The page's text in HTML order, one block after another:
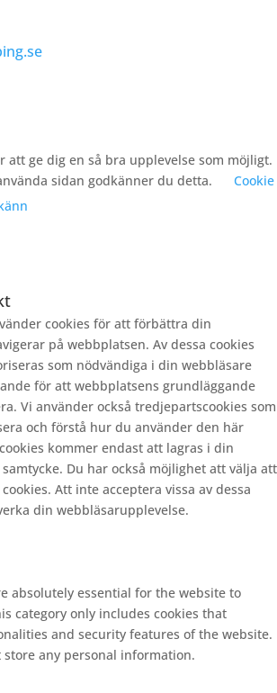
att ge dig en så bra upplevelse som möjligt.
sidan godkänner du detta.
Cookie
cookies för att förbättra din
på webbplatsen. Av dessa cookies
som nödvändiga i din webbläsare
för att webbplatsens grundläggande
Vi använder också tredjepartscookies som
och förstå hur du använder den här
kommer endast att lagras i din
Du har också möjlighet att välja att
Att inte acceptera vissa av dessa
din webbläsarupplevelse.
absolutely essential for the website to
category only includes cookies that
and security features of the website.
store any personal information.